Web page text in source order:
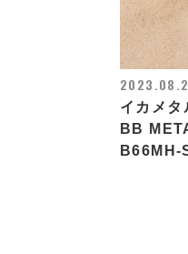
イカメ
BB
B66MH-